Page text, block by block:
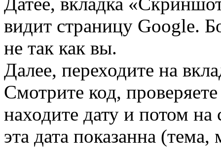
видит страницу Google.
не так как вы.
Далее, переходите на
Смотрите код,
находите дату и потом
эта дата показанна